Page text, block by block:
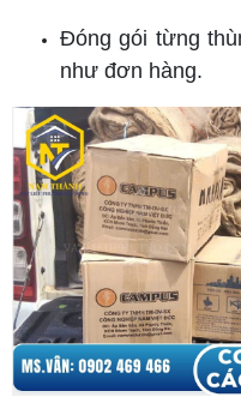
Đóng gói từng
như đơn hàng.